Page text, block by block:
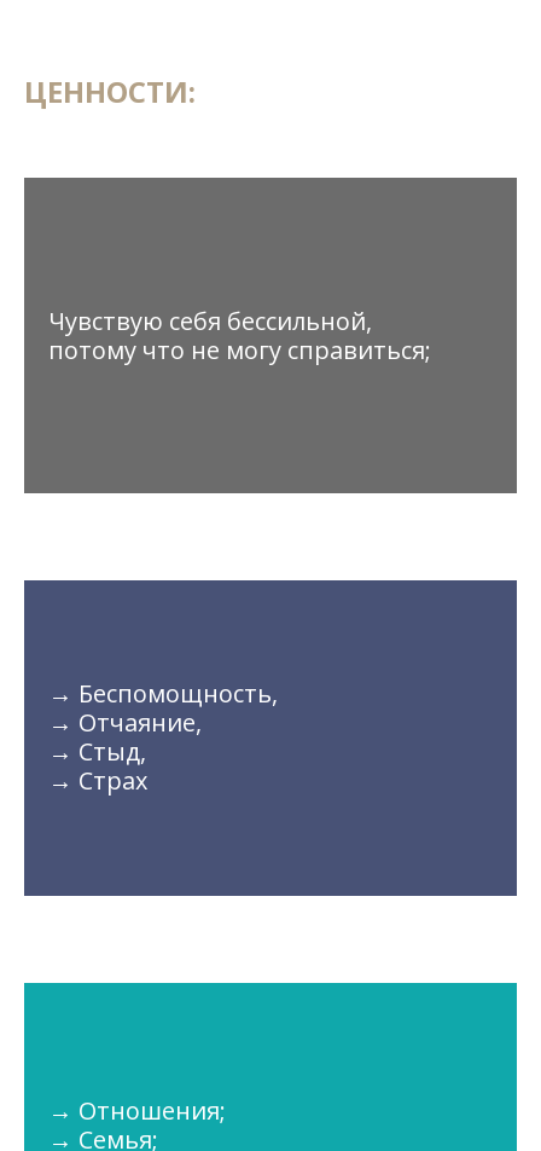
ЦЕННОСТИ:
Чувствую себя бессильной,
потому что не могу справиться;
→ Беспомощность,
→ Отчаяние,
→ Стыд,
→ Страх
→ Отношения;
→ Семья;